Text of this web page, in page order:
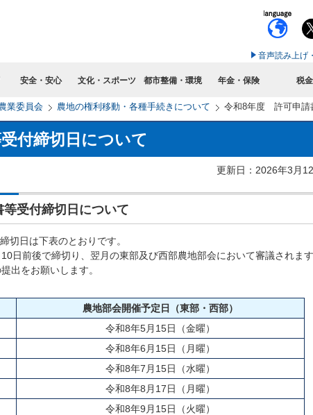
音声読み上げ
安全・安心 文化・スポーツ 都市整備・環境 年金・保険 税金
業委員会 農地の権利移動・各種手続きについて 令和8年度 許可申請
付締切日について
更新日：2026年3月
受付締切日について
切日は下表のとおりです。
日前後で締切り、翌月の東部及び西部農地部会において審議されます
出をお願いします。
農地部会開催予定日（東部・西部）
令和8年5月15日（金曜）
令和8年6月15日（月曜）
令和8年7月15日（水曜）
令和8年8月17日（月曜）
令和8年9月15日（火曜）